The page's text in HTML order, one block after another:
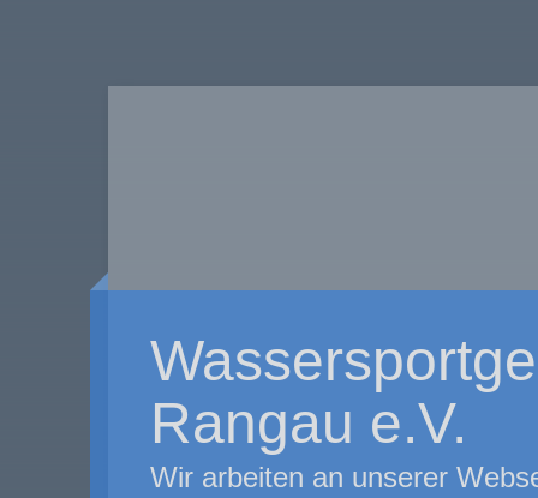
Rangau e.V.
Wir arbeiten an unserer